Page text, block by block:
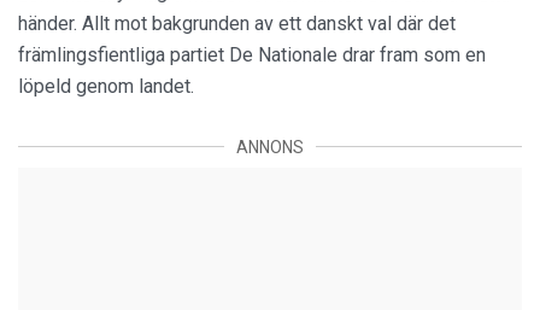
händer. Allt mot bakgrunden av ett danskt val där det
främlingsfientliga partiet De Nationale drar fram som en
löpeld genom landet.
ANNONS